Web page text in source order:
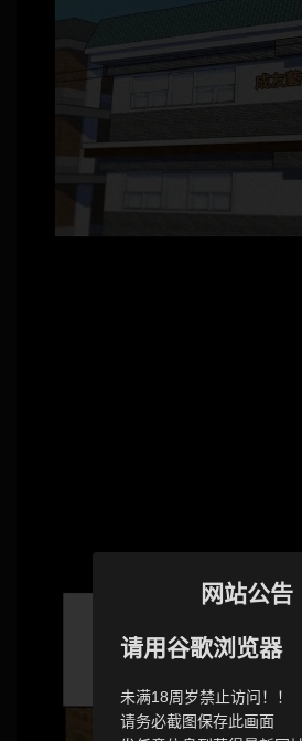
网站公告
请用谷歌浏览器
未满18周岁禁止访问！！
请务必截图保存此画面